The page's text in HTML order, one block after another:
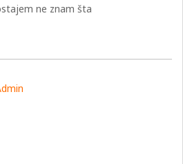
ne znam šta